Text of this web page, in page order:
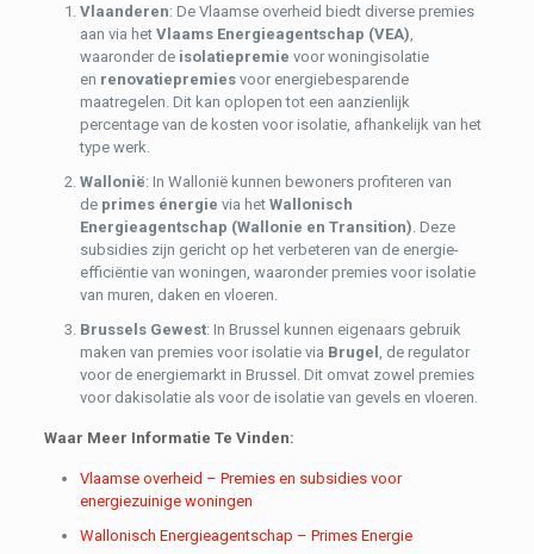
Vlaanderen: De Vlaamse overheid biedt diverse premies
aan via het Vlaams Energieagentschap (VEA)
waaronder de isolatiepremie voor woningisolatie
en renovatiepremiesvoor energiebesparende
maatregelen. Dit kan oplopen tot een aanzienlijk
percentage van de kosten voor isolatie, afhankelijk van het
type werk.
Wallonië: In Wallonië kunnen bewoners profiteren van
de primes énergie via het Wallonisch
Energieagentschap (Wallonie en Transition) . Deze
subsidies zijn gericht op het verbeteren van de energie-
efficiëntie van woningen, waaronder premies voor isolatie
van muren, daken en vloeren.
Brussels Gewest: In Brussel kunnen eigenaars gebruik
maken van premies voor isolatie via Brugel
, de regulator
voor de energiemarkt in Brussel. Dit omvat zowel premies
voor dakisolatie als voor de isolatie van gevels en vloeren.
Waar Meer Informatie Te Vinden:
Vlaamse overheid – Premies en subsidies voor
energiezuinige woningen
Wallonisch Energieagentschap – Primes Energie